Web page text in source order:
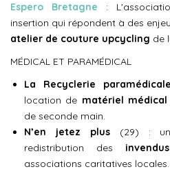
Espero Bretagne :
insertion qui répondent à des
atelier de couture upcycling de
MÉDICAL ET PARAMÉDICAL
La Recyclerie paramédicale
location de matériel
de seconde main.
N’en jetez plus(29) : un
redistribution des
associations caritatives locales.